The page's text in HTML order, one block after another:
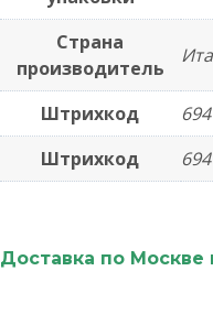
Страна
производитель
Штрихкод
Штрихкод
Доставка по